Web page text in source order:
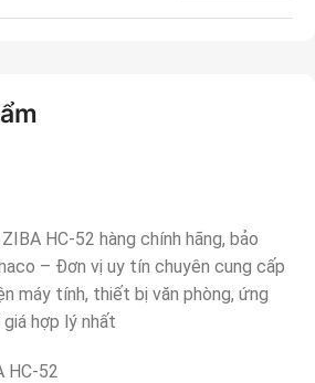
HC-52 hàng chính hãng, bảo
– Đơn vị uy tín chuyên cung cấp
máy tính, thiết bị văn phòng, ứng
hợp lý nhất
HC-52